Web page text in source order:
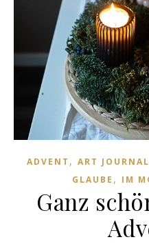
ADVENT , ART JOURNAL
GLAUBE , IM
Ganz